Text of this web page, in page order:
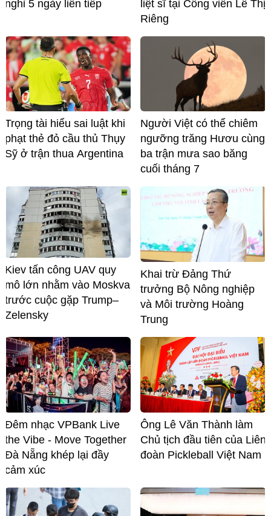
nghỉ 5 ngày liên tiếp
liệt sĩ tại Công viên Lê Thị
Riêng
Trọng tài hiểu sai luật khi
phạt thẻ đỏ cầu thủ Thụy
Sỹ ở trận thua Argentina
Người Việt có thể chiêm
ngưỡng trăng Hươu cùng
ba trận mưa sao băng
cuối tháng 7
Kiev tấn công UAV quy
mô lớn nhằm vào Moskva
trước cuộc gặp Trump–
Zelensky
Khai trừ Đảng Thứ
trưởng Bộ Nông nghiệp
và Môi trường Hoàng
Trung
Đêm nhạc VPBank Live
the Vibe - Move Together
Đà Nẵng khép lại đầy
cảm xúc
Ông Lê Văn Thành làm
Chủ tịch đầu tiên của Liên
đoàn Pickleball Việt Nam